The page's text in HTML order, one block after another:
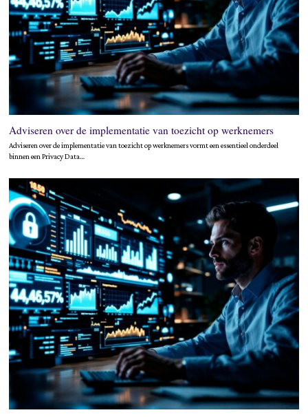
Adviseren over de implementatie van toezicht op werknemers
Adviseren over de implementatie van toezicht op werknemers vormt een essentieel onderdeel
binnen een Privacy Data…